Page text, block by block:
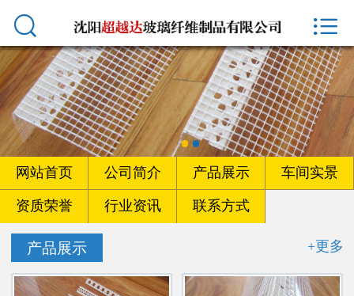
 首页
网站首页
公司简介
产品展示
车间实景
资质荣誉
 
网站首页 公司简介 产品展示 车间实景
资质荣誉 行业资讯 联系方式
产品展示 +更多